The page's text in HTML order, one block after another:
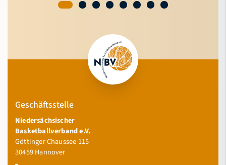
Geschäftsstelle
Niedersächsischer
Basketballverband e.V.
Göttinger Chaussee 115
30459 Hannover